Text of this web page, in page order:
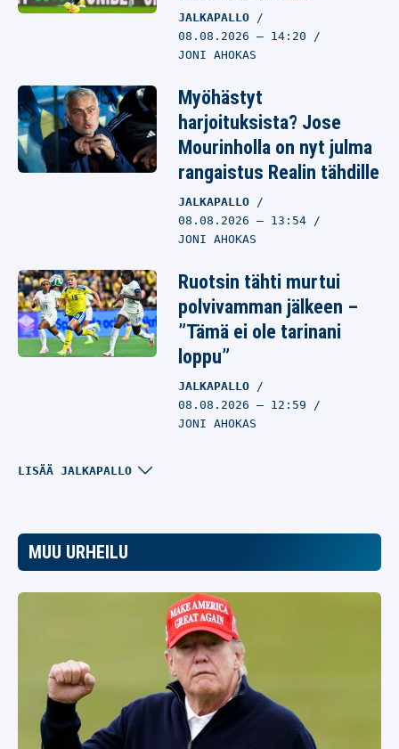
JALKAPALLO
08.08.2026 – 14:20
JONI AHOKAS
Myöhästyt
harjoituksista? Jose
Mourinholla on nyt julma
rangaistus Realin tähdille
JALKAPALLO
08.08.2026 – 13:54
JONI AHOKAS
Ruotsin tähti murtui
polvivamman jälkeen –
”Tämä ei ole tarinani
loppu”
JALKAPALLO
08.08.2026 – 12:59
JONI AHOKAS
kaupan
JALKAPALLO
08.08.2026– 12:19
JONI AHOKAS
Lionel Messiä vaani
kesän MM-kisoissa
vaara, josta vaiettiin
JALKAPALLO
LISÄÄ JALKAPALLO
MUU URHEILU